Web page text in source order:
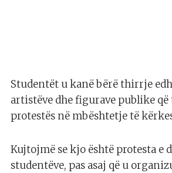
Studentët u kanë bërë thirrje
artistëve dhe figurave publike që
protestës në mbështetje të
Kujtojmë se kjo është protesta e
studentëve, pas asaj që u